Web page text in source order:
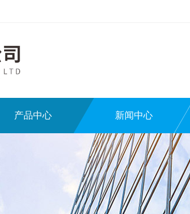
产品中心 新闻中心